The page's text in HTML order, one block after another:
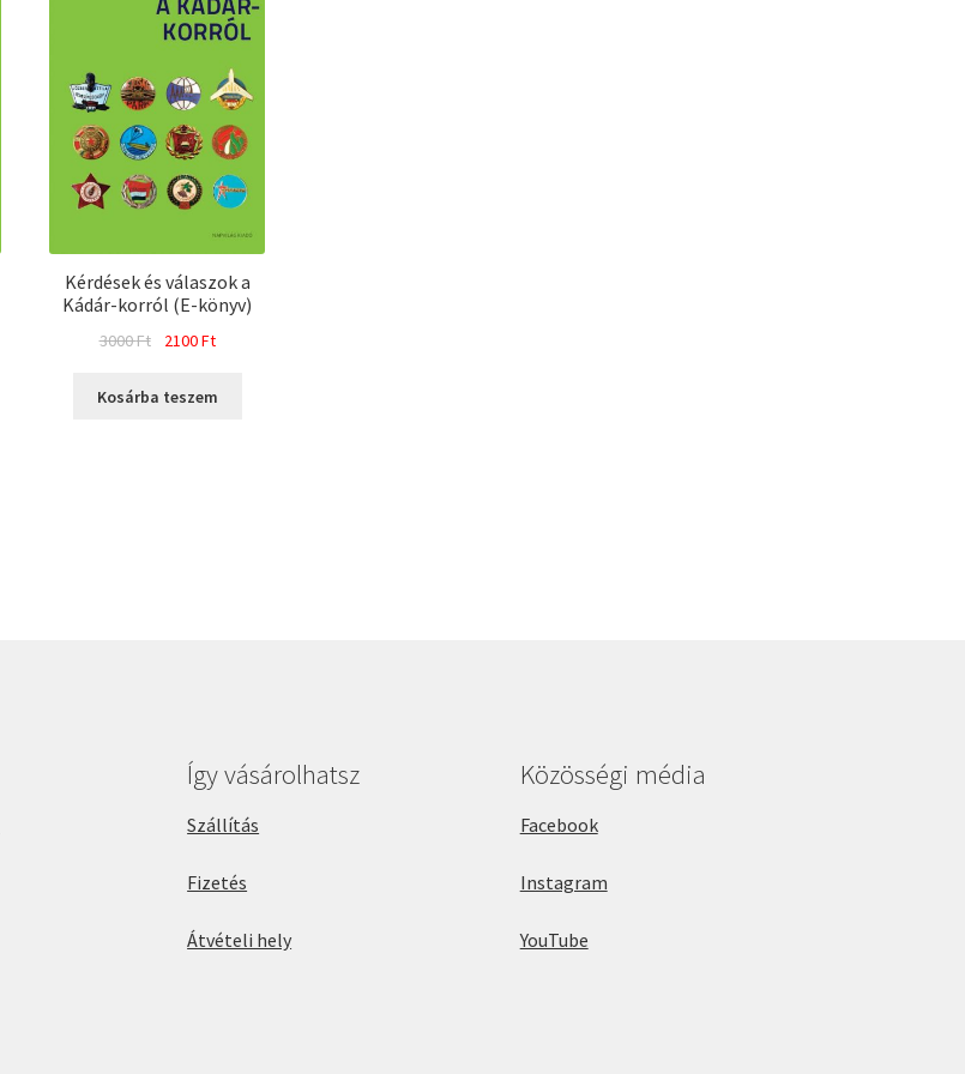
Kérdések és válaszok a
Kádár-korról (E-könyv)
3000Ft
Original
was:
2100FtCurrent
is:
Kosárba teszem
Így vásárolhatsz
Szállítás
Fizetés
Átvételi hely
Közösségi média
Facebook
Instagram
YouTube